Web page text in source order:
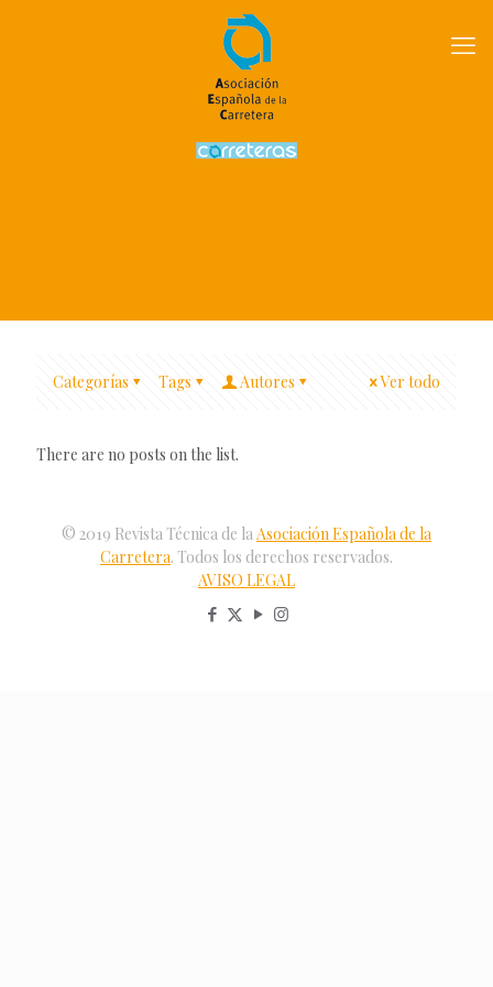
Categorías Tags Autores Ver todo
There are no posts on the list.
© 2019 Revista Técnica de laAsociación Española de la
Carretera. Todos los derechos reservados.
AVISO LEGAL